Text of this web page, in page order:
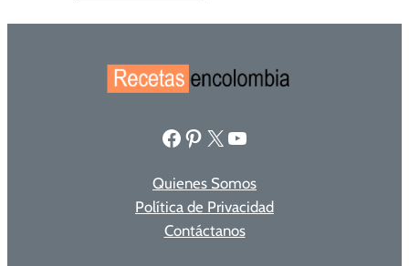
Facebook Pinterest X YouTube
Quienes Somos
Política de Privacidad
Contáctanos